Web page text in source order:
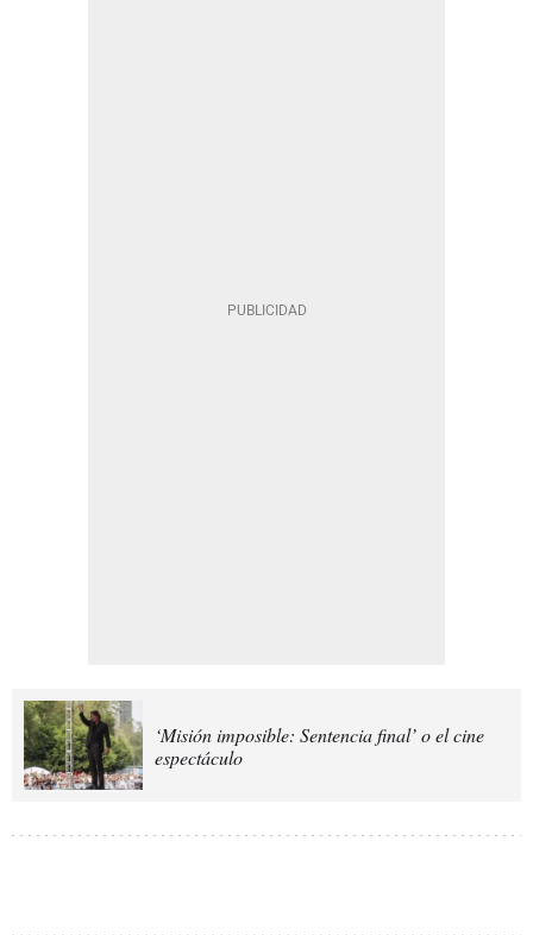
‘Misión imposible: Sentencia final’ o el cine
espectáculo